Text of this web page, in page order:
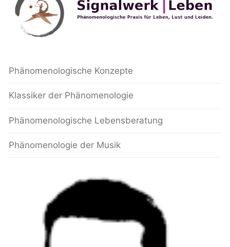
Phänomenologische Konzepte
Klassiker der Phänomenologie
Phänomenologische Lebensberatung
Phänomenologie der Musik